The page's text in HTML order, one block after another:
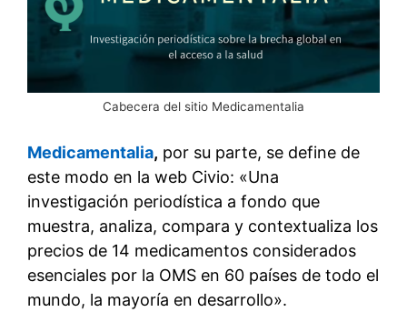
Cabecera del sitio Medicamentalia
Medicamentalia, por su parte, se define de
este modo en la web Civio: «Una
investigación periodística a fondo que
muestra, analiza, compara y contextualiza los
precios de 14 medicamentos considerados
esenciales por la OMS en 60 países de todo el
mundo, la mayoría en desarrollo».